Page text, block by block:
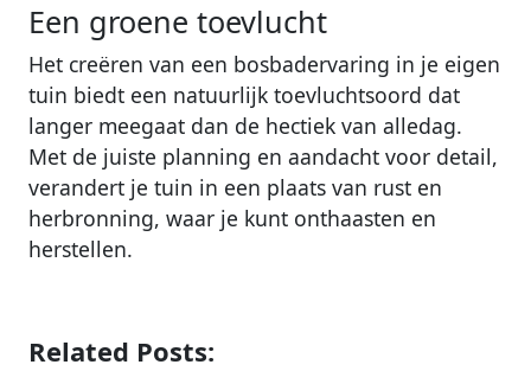
Een groene toevlucht
Het creëren van een bosbadervaring in je eigen
tuin biedt een natuurlijk toevluchtsoord dat
langer meegaat dan de hectiek van alledag.
Met de juiste planning en aandacht voor detail,
verandert je tuin in een plaats van rust en
herbronning, waar je kunt onthaasten en
herstellen.
Related Posts: